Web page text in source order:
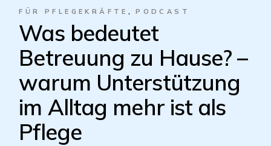
FÜR PFLEGEKRÄFTE
PODCAST
Was bedeutet
Betreuung zu Hause? –
warum Unterstützung
im Alltag mehr ist als
Pflege